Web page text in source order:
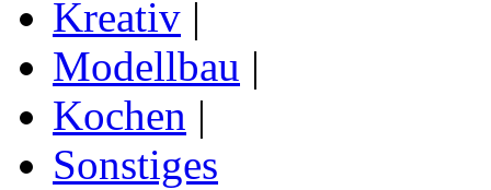
Kreativ |
Modellbau |
Kochen |
Sonstiges